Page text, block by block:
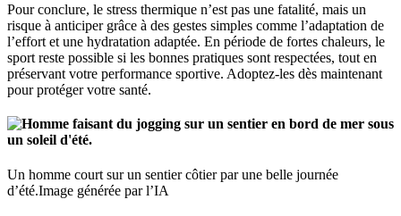
Pour conclure, le stress thermique n’est pas une fatalité, mais un
risque à anticiper grâce à des gestes simples comme l’adaptation de
l’effort et une hydratation adaptée. En période de fortes chaleurs, le
sport reste possible si les bonnes pratiques sont respectées, tout en
préservant votre performance sportive. Adoptez-les dès maintenant
pour protéger votre santé.
Un homme court sur un sentier côtier par une belle journée
d’été.Image générée par l’IA